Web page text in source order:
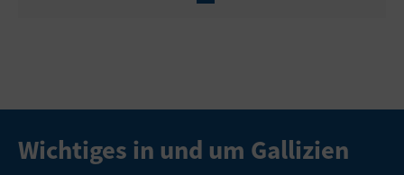
Wichtiges in und um Gallizien